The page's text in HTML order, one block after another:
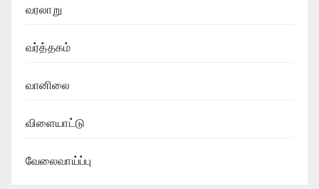
வரலாறு
வர்த்தகம்
வானிலை
விளையாட்டு
வேலைவாய்ப்பு